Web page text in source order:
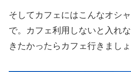
そしてカフェにはこんなオシ
で。カフェ利用しないと入れ
きたかったらカフェ行きましょ